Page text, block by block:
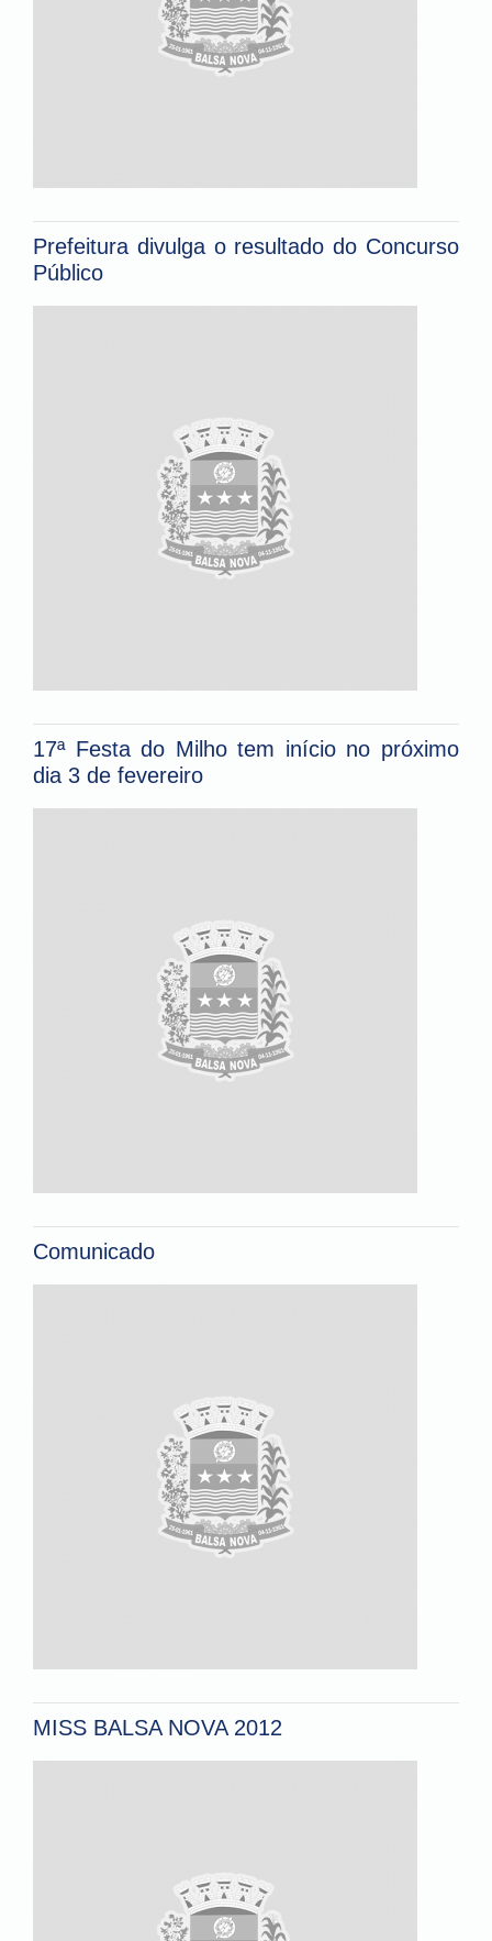
Prefeitura divulga o resultado do Concurso
Público
17ª Festa do Milho tem início no próximo
dia 3 de fevereiro
Comunicado
MISS BALSA NOVA 2012